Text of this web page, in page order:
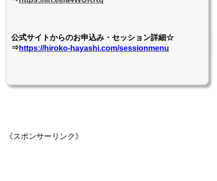
公式サイトからのお申込み・セッション詳細☆
⇒https://hiroko-hayashi.com/sessionmenu
《スポンサーリンク》